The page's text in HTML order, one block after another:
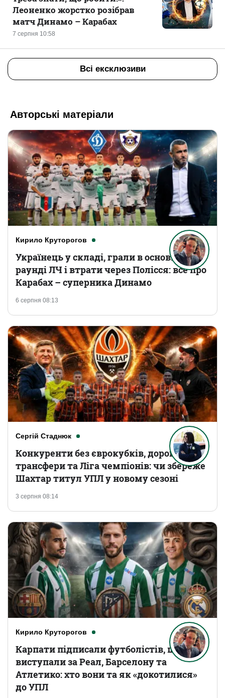
7 серпня 10:58
Леоненко жорстко розібрав
матч Динамо – Карабах
Всі ексклюзиви
Авторські матеріали
Кирило Круторогов
6 серпня 08:13
Українець у складі, грали в основному
раунді ЛЧ і втрати через Полісся: все про
Карабах – суперника Динамо
Сергій Стаднюк
3 серпня 08:14
Конкуренти без єврокубків, дорогі
трансфери та Ліга чемпіонів: чи збереже
Шахтар титул УПЛ у новому сезоні
Кирило Круторогов
Карпати підписали футболістів, що
виступали за Реал, Барселону та
Атлетико: хто вони та як «докотилися»
до УПЛ